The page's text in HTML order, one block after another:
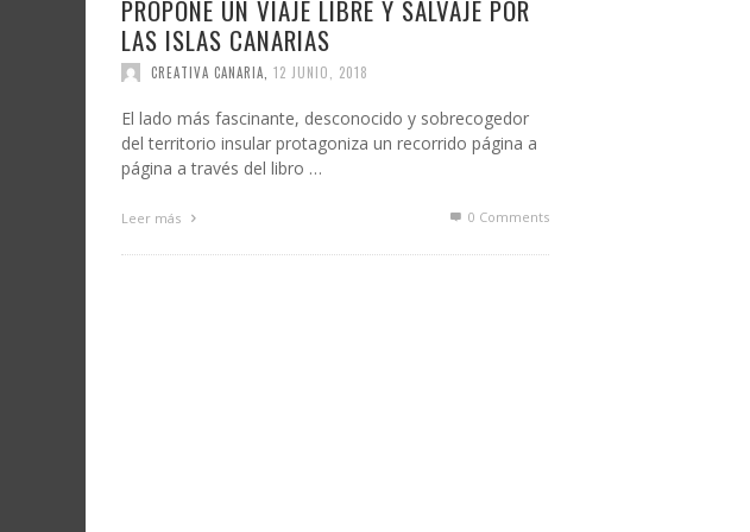
PROPONE UN VIAJE LIBRE Y SALVAJE POR
LAS ISLAS CANARIAS
CREATIVA CANARIA 12 JUNIO, 2018
El lado más fascinante, desconocido y sobrecogedor
del territorio insular protagoniza un recorrido página a
página a través del libro …
Leer más 0 Comments